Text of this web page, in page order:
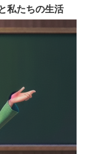
私たちの生活